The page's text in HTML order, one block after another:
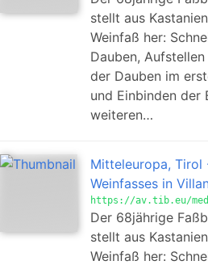
stellt aus
Weinfaß her:
Dauben,
der Dauben im
und Einbinden der
weiteren…
Mitteleuropa, Tirol
Weinfasses in
https://av.tib.eu/
Der 68jährige
stellt aus
Weinfaß her: